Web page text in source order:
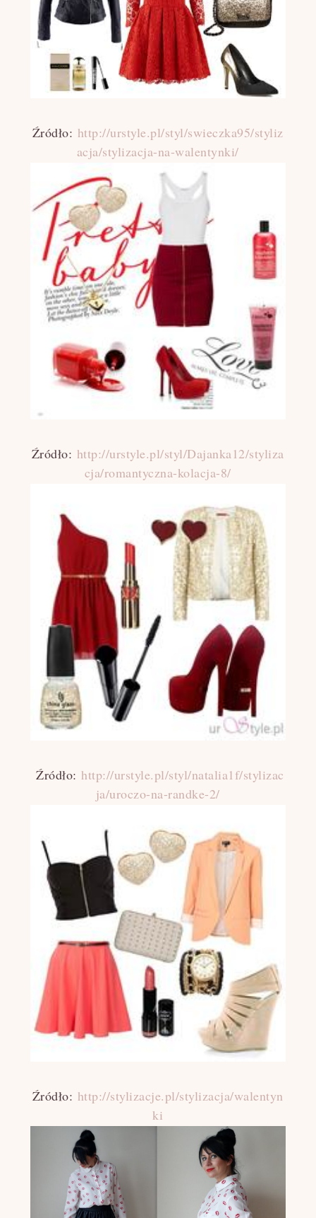
Źródło: http://urstyle.pl/styl/swieczka95/styliz
acja/stylizacja-na-walentynki/
Źródło: http://urstyle.pl/styl/Dajanka12/styliza
cja/romantyczna-kolacja-8/
Źródło: http://urstyle.pl/styl/natalia1f/stylizac
ja/uroczo-na-randke-2/
Źródło: http://stylizacje.pl/stylizacja/walentyn
ki